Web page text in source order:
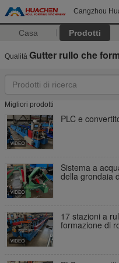
Cangzhou
Casa Prodotti
Qualità Gutter rullo che
Migliori prodotti
PLC e
Sistema a
della grondaia
17 stazioni a
formazione di